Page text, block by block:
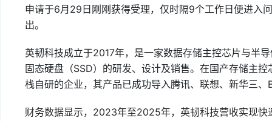
申请于6月29日刚刚获得受理，仅时隔9个工作日便进入
出。
英韧科技成立于2017年，是一家数据存储主控芯片与半
固态硬盘（SSD）的研发、设计及销售。在国产存储主
栈自研的企业，其产品已成功导入腾讯、联想、新华三
财务数据显示，2023年至2025年，英韧科技营收实现